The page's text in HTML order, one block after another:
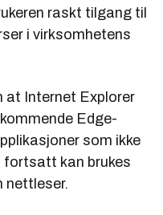
raskt tilgang til
i virksomhetens
at Internet Explorer
Edge-
som ikke
fortsatt kan brukes
nettleser.